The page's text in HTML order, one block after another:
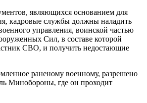
являющихся основанием для
кадровые службы должны наладить
управления, воинской частью
Сил, в составе которой
СВО, и получить недостающие
раненому военному, разрешено
Минобороны, где он проходит